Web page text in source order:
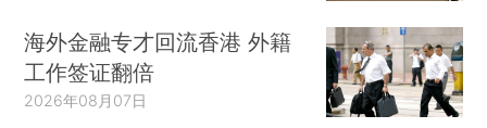
海外金融专才回流香港 外籍
工作签证翻倍
2026年08月07日